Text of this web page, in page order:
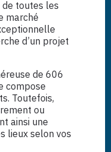
de toutes les
marché
d’un projet
de 606
compose
Toutefois,
ou
ainsi une
lieux selon vos